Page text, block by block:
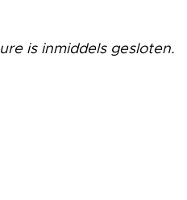
is inmiddels gesloten.